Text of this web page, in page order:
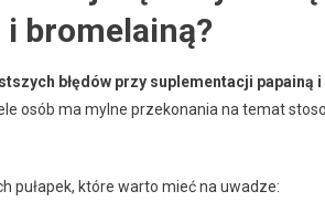
i bromelainą?
błędów przy suplementacji papainą
osób ma mylne przekonania na temat
pułapek, które warto mieć na uwadze: